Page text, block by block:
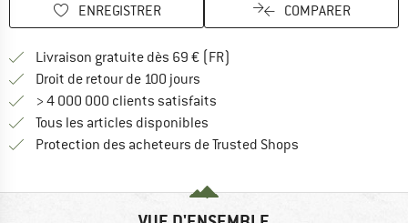
ENREGISTRER COMPARER
Livraison gratuite dès 69 € (FR)
Droit de retour de 100 jours
> 4 000 000 clients satisfaits
Tous les articles disponibles
Protection des acheteurs de Trusted Shops